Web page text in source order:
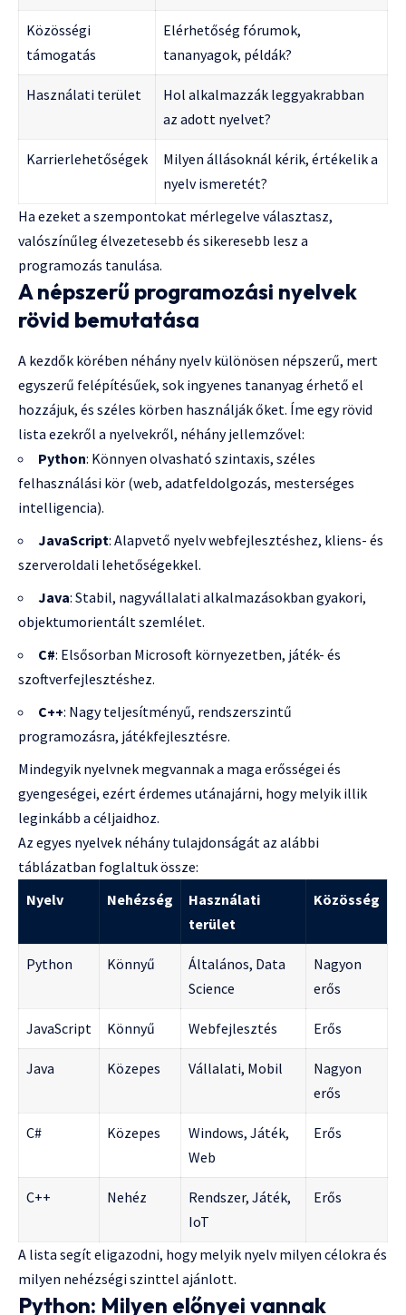
Közösségi
támogatás
Elérhetőség fórumok,
tananyagok, példák?
Használati terület
Hol alkalmazzák leggyakrabban
az adott nyelvet?
Karrierlehetőségek
Milyen állásoknál kérik, értékelik a
nyelv ismeretét?
Ha ezeket a szempontokat mérlegelve választasz,
valószínűleg élvezetesebb és sikeresebb lesz a
programozás tanulása.
A népszerű programozási nyelvek
rövid bemutatása
A kezdők körében néhány nyelv különösen népszerű, mert
egyszerű felépítésűek, sok ingyenes tananyag érhető el
hozzájuk, és széles körben használják őket. Íme egy rövid
lista ezekről a nyelvekről, néhány jellemzővel:
Python: Könnyen olvasható szintaxis, széles
felhasználási kör (web, adatfeldolgozás, mesterséges
intelligencia).
JavaScript: Alapvető nyelv webfejlesztéshez, kliens- és
szerveroldali lehetőségekkel.
Java: Stabil, nagyvállalati alkalmazásokban gyakori,
objektumorientált szemlélet.
C#: Elsősorban Microsoft környezetben, játék- és
szoftverfejlesztéshez.
C++: Nagy teljesítményű, rendszerszintű
programozásra, játékfejlesztésre.
Mindegyik nyelvnek megvannak a maga erősségei és
gyengeségei, ezért érdemes utánajárni, hogy melyik illik
leginkább a céljaidhoz.
Az egyes nyelvek néhány tulajdonságát az alábbi
táblázatban foglaltuk össze:
Nyelv
Nehézség
Használati
terület
Közösség
Python Könnyű
Általános, Data
Science
Nagyon
erős
JavaScript Könnyű Webfejlesztés Erős
Java Közepes Vállalati, Mobil
Nagyon
erős
C# Közepes
Windows, Játék,
Web
Erős
C++ Nehéz
Rendszer, Játék,
IoT
Erős
A lista segít eligazodni, hogy melyik nyelv milyen célokra és
milyen nehézségi szinttel ajánlott.
Python: Milyen előnyei vannak